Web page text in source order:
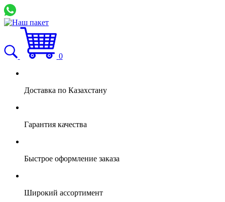
0
Доставка по Казахстану
Гарантия качества
Быстрое оформление заказа
Широкий ассортимент